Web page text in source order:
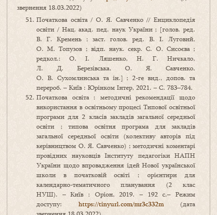
звернення 18.03.2022)
Початкова освіта / О. Я. Савченко // Енциклопедія
освіти / Нац. акад. пед. наук України ; [голов. ред.
В. Г. Кремень ; заст. голов. ред. В. І. Луговий,
О. М. Топузов ; відп. наук. секр. С. О. Сисоєва ;
редкол.: О. І. Ляшенко, Н. Г. Ничкало,
Л. Д. Березівська, О. Я. Савченко,
О. В. Сухомлинська та ін.] ; 2-ге вид., допов. та
перероб. – Київ : Юрінком Інтер, 2021. – С. 783–784.
Початкова освіта : методичні рекомендації щодо
використання в освітньому процесі Типової освітньої
програми для 2 класів закладів загальної середньої
освіти ; типова освітня програма для закладів
загальної середньої освіти (колективу авторів під
керівництвом О. Я. Савченко) ; методичні коментарі
провідних науковців Інституту педагогіки НАПН
України щодо впровадження ідей Нової української
школи в початковій освіті ; орієнтири для
календарно-тематичного планування (2 клас
НУШ). – Київ : Оріон, 2019. – 192 с.– Режим
доступу: https://tinyurl.com/mr3c332m(дата